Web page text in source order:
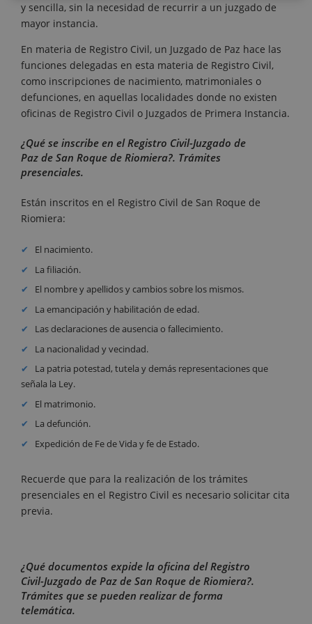
y sencilla, sin la necesidad de recurrir a un juzgado de
mayor instancia.
En materia de Registro Civil, un Juzgado de Paz hace las
funciones delegadas en esta materia de Registro Civil,
como inscripciones de nacimiento, matrimoniales o
defunciones, en aquellas localidades donde no existen
oficinas de Registro Civil o Juzgados de Primera Instancia.
¿Qué se inscribe en el Registro Civil-Juzgado de
Paz de San Roque de Riomiera?. Trámites
presenciales.
Están inscritos en el Registro Civil de San Roque de
Riomiera:
El nacimiento.
La filiación.
El nombre y apellidos y cambios sobre los mismos.
La emancipación y habilitación de edad.
Las declaraciones de ausencia o fallecimiento.
La nacionalidad y vecindad.
La patria potestad, tutela y demás representaciones que
señala la Ley.
El matrimonio.
La defunción.
Expedición de Fe de Vida y fe de Estado.
Recuerde que para la realización de los trámites
presenciales en el Registro Civil es necesario solicitar cita
previa.
¿Qué documentos expide la oficina del Registro
Civil-Juzgado de Paz de San Roque de Riomiera?.
Trámites que se pueden realizar de forma
telemática.